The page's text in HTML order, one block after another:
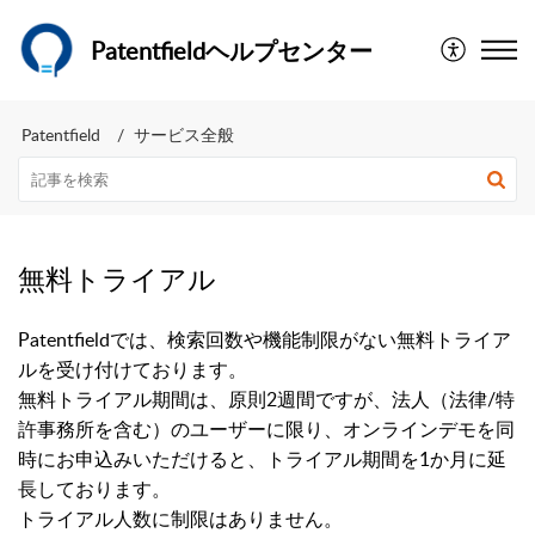
Patentfieldヘルプセンター
Patentfield サービス全般
無料トライアル
Patentfieldでは、検索回数や機能制限がない無料トライア
ルを受け付けております。
無料トライアル期間は、原則2週間ですが、法人（法律/特
許事務所を含む）のユーザーに限り、オンラインデモを同
時にお申込みいただけると、トライアル期間を1か月に延
長しております。
トライアル人数に制限はありません。